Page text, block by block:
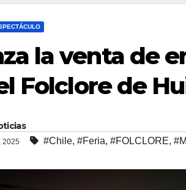
la venta de
Folclore de
2025 #Chile, #Feria, #FOLCLORE,